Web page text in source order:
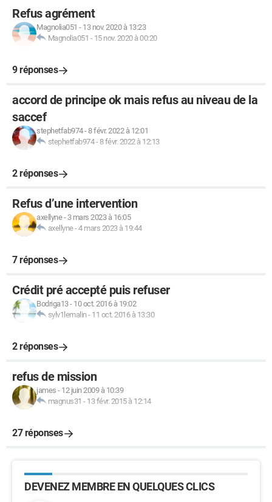
Refus agrément
Magnolia051 - 13 nov. 2020 à 13:23
Magnolia051 - 15 nov. 2020 à 00:20
9 réponses
accord de principe ok mais refus au niveau de la
saccef
stephetfab974-8 févr. 2022 à 12:01
stephetfab974- 8 févr. 2022 à 12:13
2 réponses
Refus d’une intervention
axellyne- 3 mars 2023 à 16:05
axellyne-4 mars 2023 à 19:44
7 réponses
Crédit pré accepté puis refuser
Bodriga13- 10 oct. 2016 à 19:02
sylv1lemalin- 11 oct. 2016 à 13:30
2 réponses
refus de mission
james - 12 juin 2009 à 10:39
magnus31 - 13 févr. 2015 à 12:14
27 réponses
DEVENEZ MEMBRE EN QUELQUES CLICS